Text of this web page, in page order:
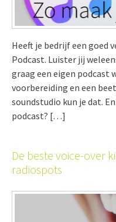
Heeft je bedrijf een goed
Podcast. Luister jij
graag een eigen podcast
voorbereiding en een
soundstudio kun je dat.
podcast? […]
De beste voice-over
radiospots